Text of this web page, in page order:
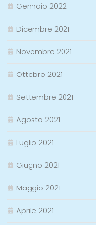
Gennaio 2022
Dicembre 2021
Novembre 2021
Ottobre 2021
Settembre 2021
Agosto 2021
Luglio 2021
Giugno 2021
Maggio 2021
Aprile 2021